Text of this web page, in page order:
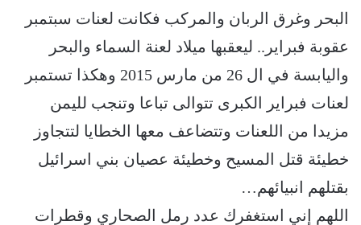
البحر وغرق الربان والمركب فكانت لعنات سبتمبر
عقوبة فبراير.. ليعقبها ميلاد لعنة السماء والبحر
واليابسة في ال 26 من مارس 2015 وهكذا تستمبر
لعنات فبراير الكبرى تتوالى تباعا وتنجب لليمن
مزيدا من اللعنات وتتضاعف معها الخطايا لتتجاوز
خطيئة قتل المسيح وخطيئة عصيان بني اسرائيل
بقتلهم انبيائهم…
اللهم إني استغفرك عدد رمل الصحاري وقطرات